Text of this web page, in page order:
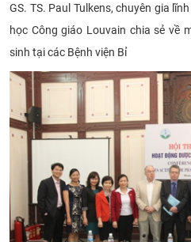
GS. TS. Paul Tulkens, chuyên gia
học Công giáo Louvain chia sẻ về
sinh tại các Bệnh viện Bỉ